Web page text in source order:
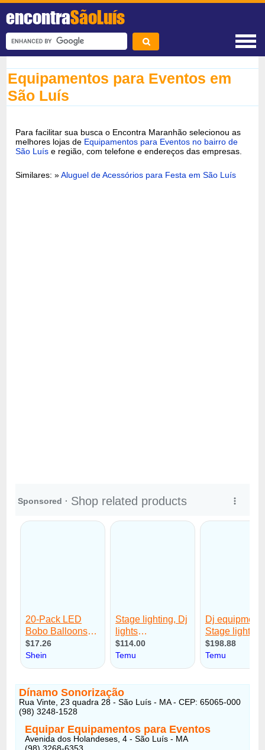
encontraSãoLuís
Equipamentos para Eventos em
São Luís
Para facilitar sua busca o Encontra Maranhão selecionou as
melhores lojas de Equipamentos para Eventos no bairro de
São Luís e região, com telefone e endereços das empresas.
Similares: »Aluguel de Acessórios para Festa em São Luís
Dínamo Sonorização
Rua Vinte, 23 quadra 28 - São Luís - MA - CEP: 65065-000
(98) 3248-1528
Equipar Equipamentos para Eventos
Avenida dos Holandeses, 4 - São Luís - MA
(98) 3268-6353